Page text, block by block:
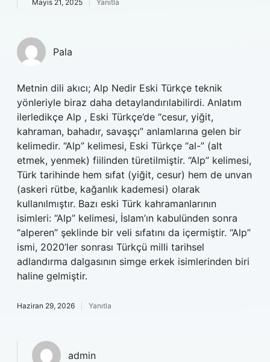
Mayıs 21, 2025 Yanıtla
Pala
Metnin dili akıcı; Alp Nedir Eski Türkçe teknik
yönleriyle biraz daha detaylandırılabilirdi. Anlatım
ilerledikçe Alp , Eski Türkçe’de “cesur, yiğit,
kahraman, bahadır, savaşçı” anlamlarına gelen bir
kelimedir. “Alp” kelimesi, Eski Türkçe “al-” (alt
etmek, yenmek) fiilinden türetilmiştir. “Alp” kelimesi,
Türk tarihinde hem sıfat (yiğit, cesur) hem de unvan
(askeri rütbe, kağanlık kademesi) olarak
kullanılmıştır. Bazı eski Türk kahramanlarının
isimleri: “Alp” kelimesi, İslam’ın kabulünden sonra
“alperen” şeklinde bir veli sıfatını da içermiştir. “Alp”
ismi, 2020’ler sonrası Türkçü milli tarihsel
adlandırma dalgasının simge erkek isimlerinden biri
haline gelmiştir.
Haziran 29, 2026 Yanıtla
admin